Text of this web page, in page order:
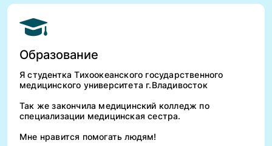
Образование
Я студентка Тихоокеанского государственного
медицинского университета г.Владивосток
Так же закончила медицинский колледж по
специализации медицинская сестра.
Мне нравится помогать людям!